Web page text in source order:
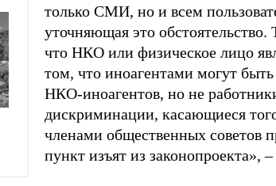
только СМИ, но и всем
уточняющая это
что НКО или физическое лицо
том, что иноагентами могут
НКО-иноагентов, но не
дискриминации, касающиеся
членами общественных советов
пункт изъят из законопроекта»,